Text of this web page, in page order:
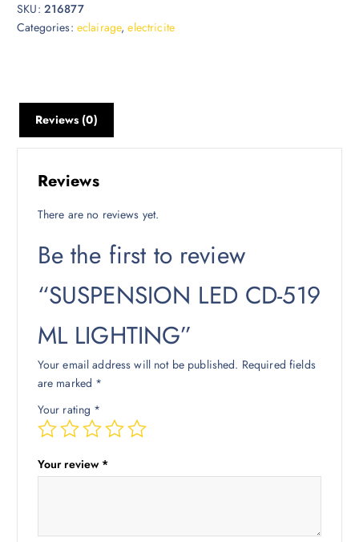
SKU: 216877
Categories: eclairage,electricite
Reviews (0)
Reviews
There are no reviews yet.
Be the first to review
“SUSPENSION LED CD-519
ML LIGHTING”
Your email address will not be published. Required fields
are marked *
Your rating *
Your review *